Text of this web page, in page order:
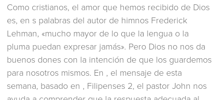
Como cristianos, el amor que hemos recibido de Dios
es, en s palabras del autor de himnos Frederick
Lehman, «mucho mayor de lo que la lengua o la
pluma puedan expresar jamás». Pero Dios no nos da
buenos dones con la intención de que los guardemos
para nosotros mismos. En , el mensaje de esta
semana, basado en , Filipenses 2, el pastor John nos